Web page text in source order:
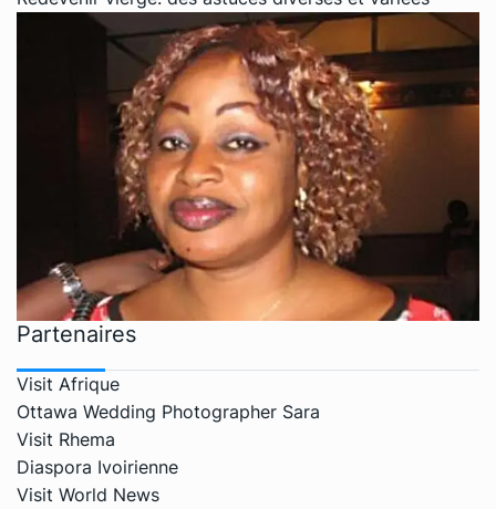
Partenaires
Visit Afrique
Ottawa Wedding Photographer Sara
Visit Rhema
Diaspora Ivoirienne
Visit World News